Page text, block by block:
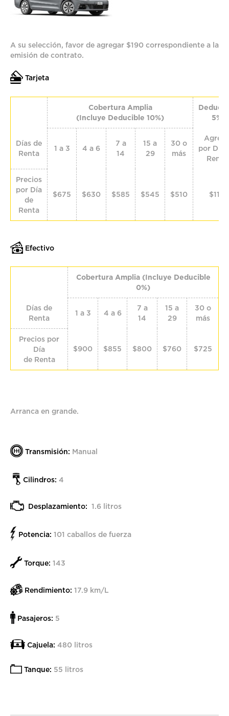
A su selección, favor de agregar $190 correspondiente a la
emisión de contrato.
Tarjeta
Cobertura Amplia
(Incluye Deducible 10%)
5%
Días de
Renta
1 a 3 4 a 6
7 a
14
15 a
29
30 o
más
por Día
Renta
Precios
por Día
de
Renta
$675 $630 $585 $545 $510 $115
Efectivo
Cobertura Amplia (Incluye Deducible
0%)
Días de
Renta
1 a 3 4 a 6
7 a
14
15 a
29
30 o
más
Precios por
Día
de Renta
$900 $855 $800 $760 $725
Arranca en grande.
Transmisión: Manual
Cilindros: 4
Desplazamiento: 1.6 litros
Potencia: 101 caballos de fuerza
Torque: 143
Rendimiento: 17.9 km/L
Pasajeros: 5
Cajuela: 480 litros
Tanque: 55 litros